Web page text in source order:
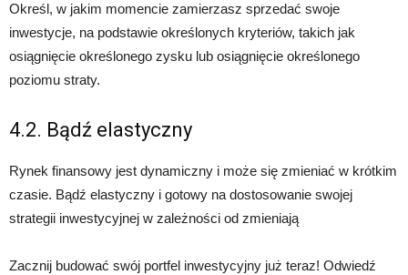
Określ, w jakim momencie zamierzasz sprzedać swoje
inwestycje, na podstawie określonych kryteriów, takich jak
osiągnięcie określonego zysku lub osiągnięcie określonego
poziomu straty.
4.2. Bądź elastyczny
Rynek finansowy jest dynamiczny i może się zmieniać w krótkim
czasie. Bądź elastyczny i gotowy na dostosowanie swojej
strategii inwestycyjnej w zależności od zmieniają
Zacznij budować swój portfel inwestycyjny już teraz! Odwiedź